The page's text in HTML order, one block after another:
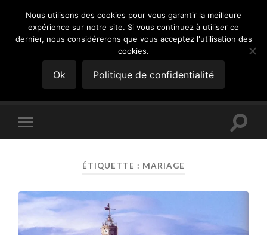
GÉNÉATOM
Chronique d'un jeune généalogiste
Toggle
mobile
Toggle
ÉTIQUETTE : MARIAGE
Nous utilisons des cookies pour vous garantir la meilleure
expérience sur notre site. Si vous continuez à utiliser ce
dernier, nous considérerons que vous acceptez l'utilisation des
cookies.
Ok Politique de confidentialité